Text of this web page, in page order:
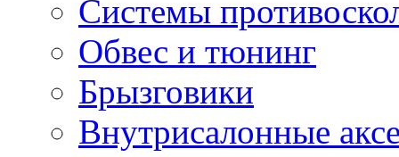
Системы
Обвес и тюнинг
Брызговики
Внутрисалонные